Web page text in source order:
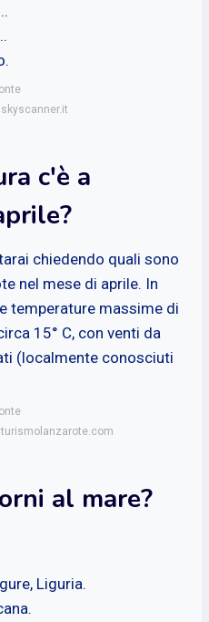
c'è a
chiedendo quali sono
nel mese di aprile. In
temperature massime di
15° C, con venti da
(localmente conosciuti
al mare?
Liguria.